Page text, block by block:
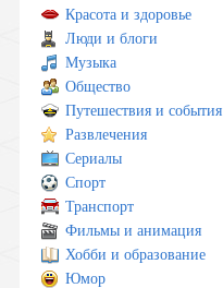
Красота и здоровье
Люди и блоги
Музыка
Общество
Путешествия и события
Развлечения
Сериалы
Спорт
Транспорт
Фильмы и анимация
Хобби и образование
Юмор